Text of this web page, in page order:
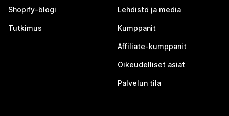
Shopify-blogi
Tutkimus
Lehdistö ja media
Kumppanit
Affiliate-kumppanit
Oikeudelliset asiat
Palvelun tila